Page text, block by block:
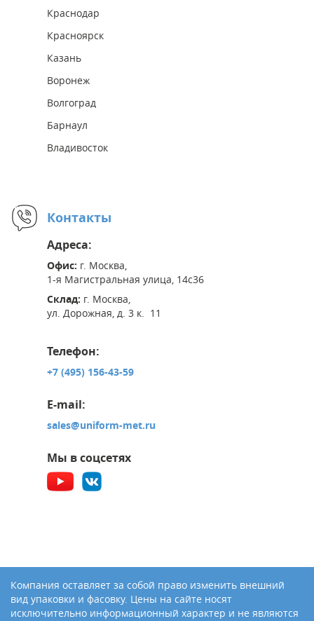
Краснодар
Красноярск
Казань
Воронеж
Волгоград
Барнаул
Владивосток
Контакты
Адреса:
Офис: г. Москва,
1-я Магистральная улица, 14с36
Склад: г. Москва,
ул. Дорожная, д. 3 к. 11
Телефон:
+7 (495) 156-43-59
E-mail:
sales@uniform-met.ru
Мы в соцсетях
Компания оставляет за собой право изменить внешний
вид упаковки и фасовку. Цены на сайте носят
исключительно информационный характер и не являются